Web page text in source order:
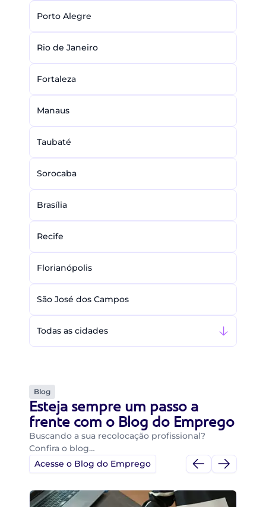
Porto Alegre
Rio de Janeiro
Fortaleza
Manaus
Taubaté
Sorocaba
Brasília
Recife
Florianópolis
São José dos Campos
Todas as cidades
Blog
Esteja sempre um passo a
frente com o Blog do Emprego
Buscando a sua recolocação profissional?
Confira o blog…
Acesse o Blog do Emprego